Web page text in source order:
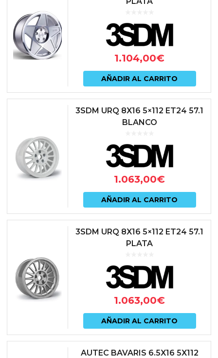
1.104,00€
AÑADIR AL CARRITO
3SDM URQ 8X16 5×112 ET24 57.1
BLANCO
1.063,00€
AÑADIR AL CARRITO
3SDM URQ 8X16 5×112 ET24 57.1
PLATA
1.063,00€
AÑADIR AL CARRITO
AUTEC BAVARIS 6.5X16 5X112